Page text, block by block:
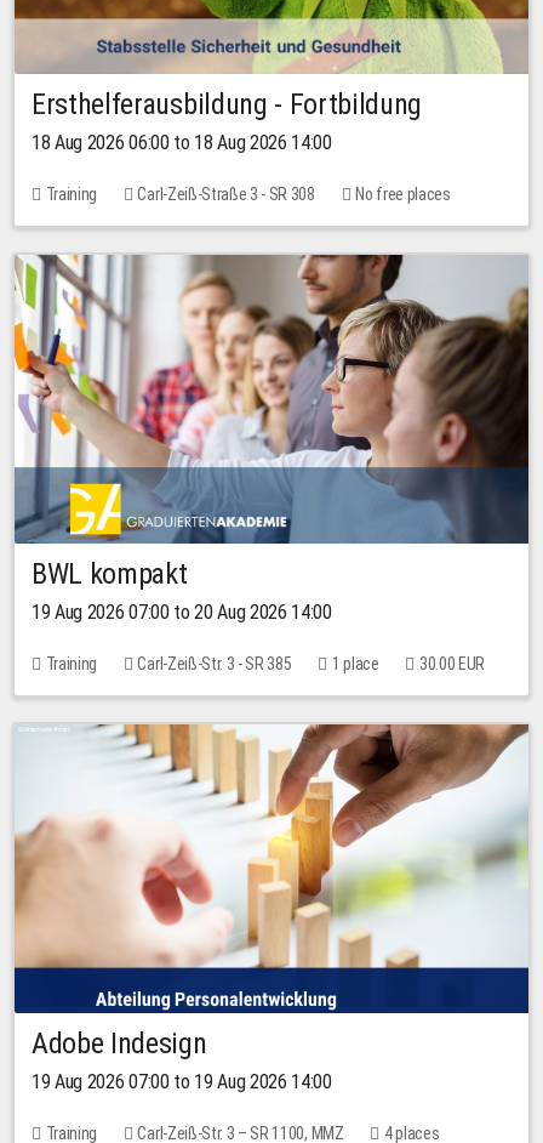
Ersthelferausbildung - Fortbildung
18 Aug 2026 06:00 to 18 Aug 2026 14:00
Training Carl-Zeiß-Straße 3 - SR 308 No free places
BWL kompakt
19 Aug 2026 07:00 to 20 Aug 2026 14:00
Training Carl-Zeiß-Str. 3 - SR 385 1 place 30.00 EUR
Adobe Indesign
19 Aug 2026 07:00 to 19 Aug 2026 14:00
Training Carl-Zeiß-Str. 3 – SR 1100, MMZ 4 places